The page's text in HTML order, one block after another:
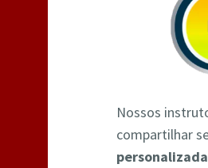
Nossos
compartilhar
personalizada